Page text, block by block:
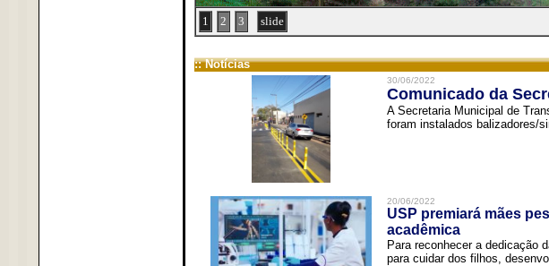
1 2 3 slide
:: Notícias
30/06/2022
Comunicado da
A Secretaria Municipal de
foram instalados balizadores/
20/06/2022
USP premiará mães
acadêmica
Para reconhecer a dedicação
para cuidar dos filhos,